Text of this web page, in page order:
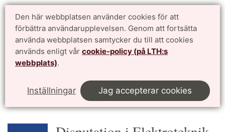
Den här webbplatsen använder cookies för att
förbättra användarupplevelsen. Genom att fortsätta
använda webbplatsen samtycker du till att cookies
används enligt vår cookie-policy (på LTH:s
webbplats).
Inställningar Jag accepterar cookies
Doktorandwebben LTH
för antagna doktorander vid Lunds Tekniska Högskola English
This page in English